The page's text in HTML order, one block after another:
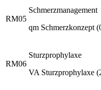
RM05
Schmerzmanagement
qm Schmerzkonzept
RM06
Sturzprophylaxe
VA Sturzprophylaxe